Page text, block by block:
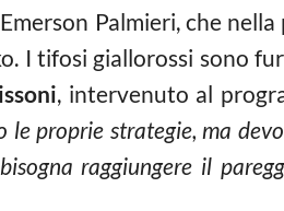
Palmieri, che
I tifosi giallorossi sono
, intervenuto al
le proprie strategie, ma
raggiungere il